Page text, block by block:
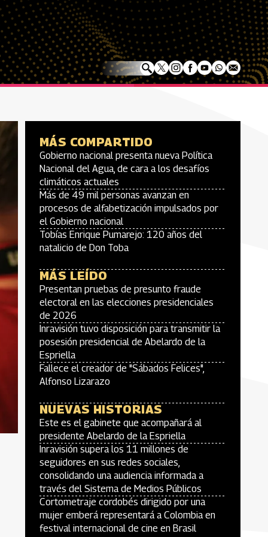
MÁS COMPARTIDO
Gobierno nacional presenta nueva Política
Nacional del Agua, de cara a los desafíos
climáticos actuales
Más de 49 mil personas avanzan en
procesos de alfabetización impulsados por
el Gobierno nacional
Tobías Enrique Pumarejo: 120 años del
natalicio de Don Toba
MÁS LEÍDO
Presentan pruebas de presunto fraude
electoral en las elecciones presidenciales
de 2026
Inravisión tuvo disposición para transmitir la
posesión presidencial de Abelardo de la
Espriella
Fallece el creador de "Sábados Felices",
Alfonso Lizarazo
NUEVAS HISTORIAS
Este es el gabinete que acompañará al
presidente Abelardo de la Espriella
Inravisión supera los 11 millones de
seguidores en sus redes sociales,
consolidando una audiencia informada a
través del Sistema de Medios Públicos
Cortometraje cordobés dirigido por una
mujer emberá representará a Colombia en
festival internacional de cine en Brasil